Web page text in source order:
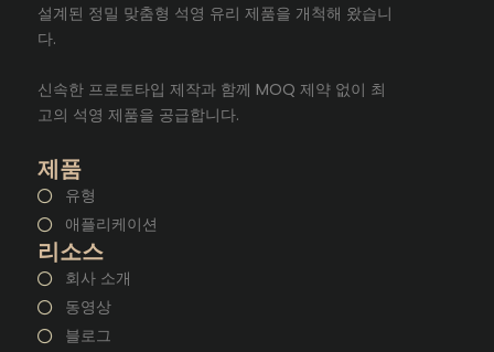
설계된 정밀 맞춤형 석영 유리 제품을 개척해 왔습니
다.
신속한 프로토타입 제작과 함께 MOQ 제약 없이 최
고의 석영 제품을 공급합니다.
제품
유형
애플리케이션
리소스
회사 소개
동영상
블로그